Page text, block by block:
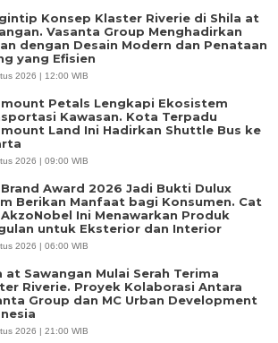
Konsep Klaster Riverie di Shila at
Vasanta Group Menghadirkan
dengan Desain Modern dan Penataan
yang Efisien
2026 | 12:00 WIB
Petals Lengkapi Ekosistem
Kawasan. Kota Terpadu
Land Ini Hadirkan Shuttle Bus ke
2026 | 09:00 WIB
Award 2026 Jadi Bukti Dulux
Berikan Manfaat bagi Konsumen. Cat
Ini Menawarkan Produk
untuk Eksterior dan Interior
2026 | 06:00 WIB
at Sawangan Mulai Serah Terima
Riverie. Proyek Kolaborasi Antara
Group dan MC Urban Development
2026 | 21:00 WIB